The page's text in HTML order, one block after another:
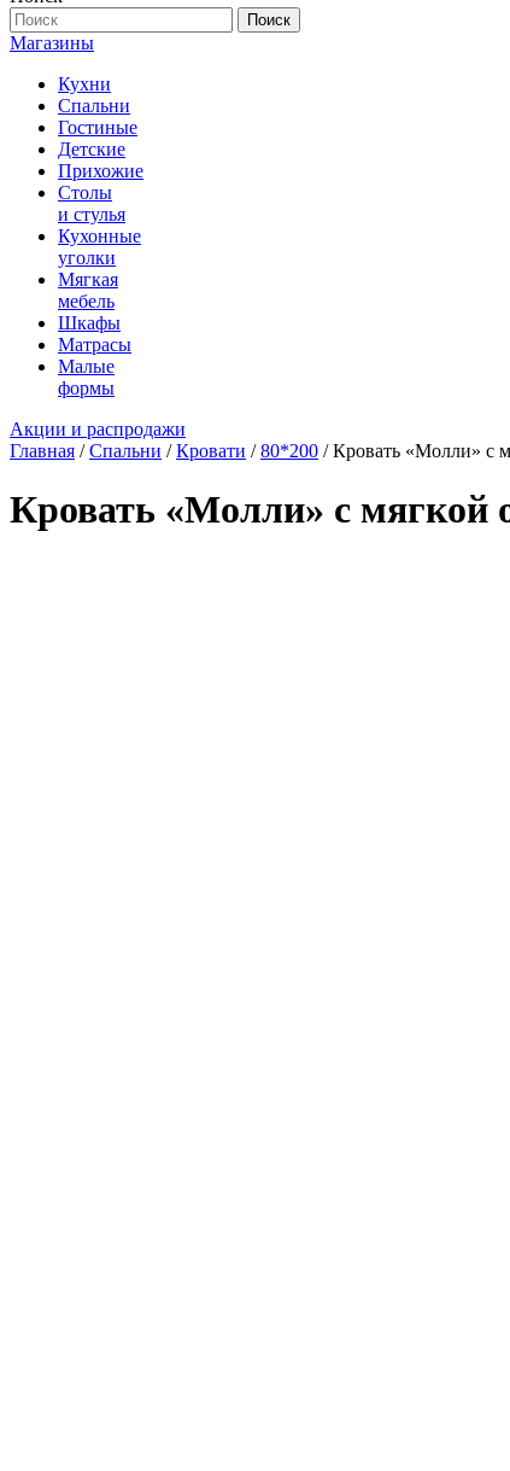
Поиск
Магазины
Кухни
Спальни
Гостиные
Детские
Прихожие
Столы
и стулья
Кухонные
уголки
Мягкая
мебель
Шкафы
Матрасы
Малые
формы
Акции и распродажи
Главная /Спальни /Кровати /80*200 / Кровать «Молли» с
Кровать «Молли» с мягкой